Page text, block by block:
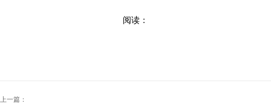
阅读：
上一篇：